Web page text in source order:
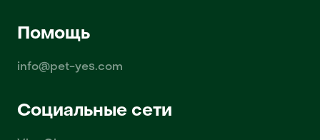
Помощь
info@pet-yes.com
Социальные сети